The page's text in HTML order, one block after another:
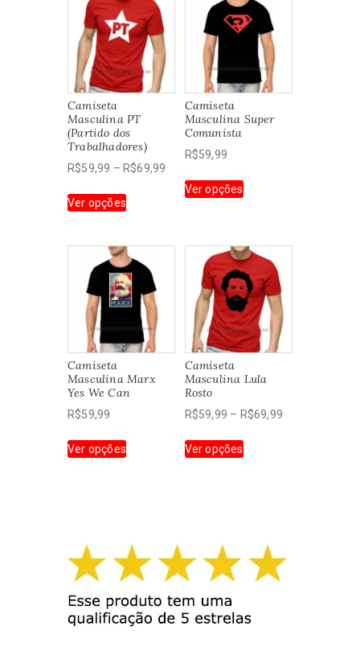
Camiseta
Masculina PT
(Partido dos
Trabalhadores)
R$59,99 – R$69,99
Ver opçõesproduto
várias
variantes.
As
opções
podem
ser
escolhidas
página
Camiseta
Masculina Super
Comunista
R$59,99
Ver opçõesproduto
variantes.
As
opções
podem
ser
escolhidas
na
produto
Camiseta
Masculina Marx
Yes We Can
R$59,99
Ver opçõesproduto
opções
podem
ser
escolhidas
na
Camiseta
Masculina Lula
Rosto
R$59,99 – R$69,99
Ver opçõesproduto
opções
podem
ser
na